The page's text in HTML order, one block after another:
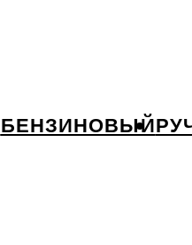
БЕНЗИНОВЫЙ